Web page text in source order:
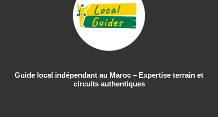
Guide local indépendant au Maroc – Expertise terrain et
circuits authentiques